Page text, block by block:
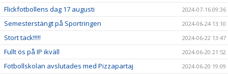
Flickfotbollens dag 17 augusti 2024-07-16 09:36
Semesterstängt på Sportringen 2024-06-24 13:10
Stort tack!!!!! 2024-06-22 13:47
Fullt ös på IP ikväll 2024-06-20 21:52
Fotbollskolan avslutades med Pizzapartaj 2024-06-20 19:09